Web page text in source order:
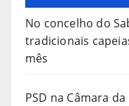
No concelho do
tradicionais
mês
PSD na Câmara